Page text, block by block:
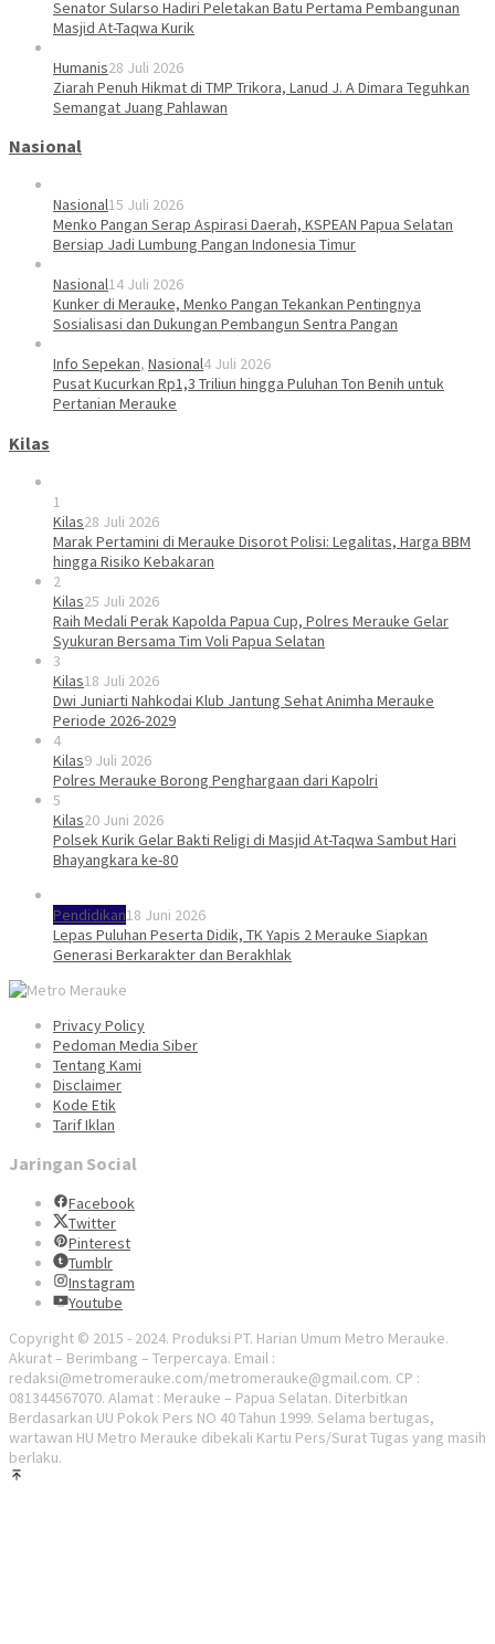
Senator Sularso Hadiri Peletakan Batu Pertama Pembangunan
Masjid At-Taqwa Kurik
Humanis28 Juli 2026
Ziarah Penuh Hikmat di TMP Trikora, Lanud J. A Dimara Teguhkan
Semangat Juang Pahlawan
Nasional
Nasional15 Juli 2026
Menko Pangan Serap Aspirasi Daerah, KSPEAN Papua Selatan
Bersiap Jadi Lumbung Pangan Indonesia Timur
Nasional14 Juli 2026
Kunker di Merauke, Menko Pangan Tekankan Pentingnya
Sosialisasi dan Dukungan Pembangun Sentra Pangan
Info Sepekan, Nasional4 Juli 2026
Pusat Kucurkan Rp1,3 Triliun hingga Puluhan Ton Benih untuk
Pertanian Merauke
Kilas
1
Kilas28 Juli 2026
Marak Pertamini di Merauke Disorot Polisi: Legalitas, Harga BBM
hingga Risiko Kebakaran
2
Kilas25 Juli 2026
Raih Medali Perak Kapolda Papua Cup, Polres Merauke Gelar
Syukuran Bersama Tim Voli Papua Selatan
3
Kilas18 Juli 2026
Dwi Juniarti Nahkodai Klub Jantung Sehat Animha Merauke
Periode 2026-2029
4
Kilas9 Juli 2026
Polres Merauke Borong Penghargaan dari Kapolri
5
Kilas20 Juni 2026
Polsek Kurik Gelar Bakti Religi di Masjid At-Taqwa Sambut Hari
Bhayangkara ke-80
Pendidikan18 Juni 2026
Lepas Puluhan Peserta Didik, TK Yapis 2 Merauke Siapkan
Generasi Berkarakter dan Berakhlak
Privacy Policy
Pedoman Media Siber
Tentang Kami
Disclaimer
Kode Etik
Tarif Iklan
Jaringan Social
Facebook
Twitter
Pinterest
Tumblr
Instagram
Youtube
Copyright © 2015 - 2024. Produksi PT. Harian Umum Metro Merauke.
Akurat – Berimbang – Terpercaya. Email :
redaksi@metromerauke.com/metromerauke@gmail.com. CP :
081344567070. Alamat : Merauke – Papua Selatan. Diterbitkan
Berdasarkan UU Pokok Pers NO 40 Tahun 1999. Selama bertugas,
wartawan HU Metro Merauke dibekali Kartu Pers/Surat Tugas yang masih
berlaku.